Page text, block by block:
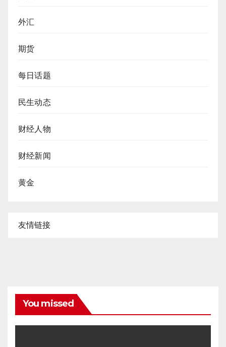
外汇
期货
每日话题
民生动态
财经人物
财经新闻
黄金
友情链接
You missed